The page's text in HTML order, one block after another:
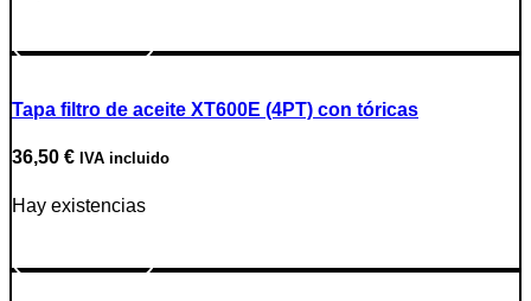
Tapa filtro de aceite XT600E (4PT) con tóricas
36,50 € IVA incluido
Hay existencias